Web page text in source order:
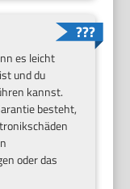
es leicht
und du
kannst.
besteht,
oder das